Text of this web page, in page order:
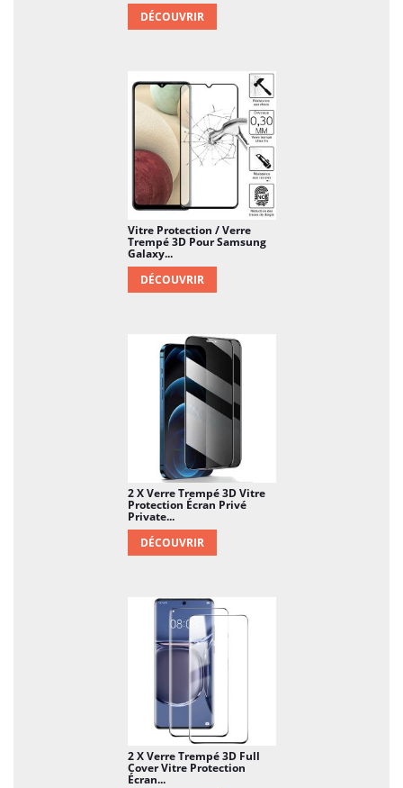
DÉCOUVRIR
Vitre Protection / Verre
Trempé 3D Pour Samsung
Galaxy...
DÉCOUVRIR
2 X Verre Trempé 3D Vitre
Protection Écran Privé
Private...
DÉCOUVRIR
2 X Verre Trempé 3D Full
Cover Vitre Protection
Écran...